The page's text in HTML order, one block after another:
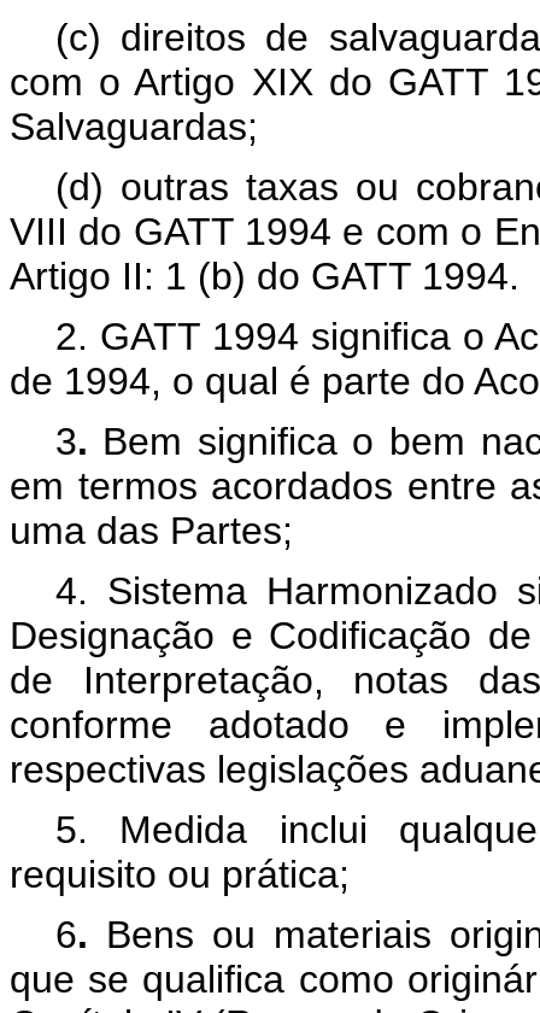
(c) direitos de
com o Artigo XIX do GATT
Salvaguardas;
(d) outras taxas ou
VIII do GATT 1994 e com o
Artigo II: 1 (b) do GATT 1994.
2. GATT 1994 significa o
de 1994, o qual é parte do
3. Bem significa o bem
em termos acordados entre
uma das Partes;
4. Sistema Harmonizado
Designação e Codificação
de Interpretação, notas
conforme adotado e
respectivas legislações
5. Medida inclui
requisito ou prática;
6. Bens ou materiais
que se qualifica como